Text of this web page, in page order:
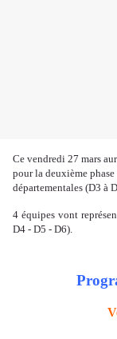
Ce vendredi 27 mars
pour la deuxième
départementales (D3 à
4 équipes vont
D4 - D5 - D6).